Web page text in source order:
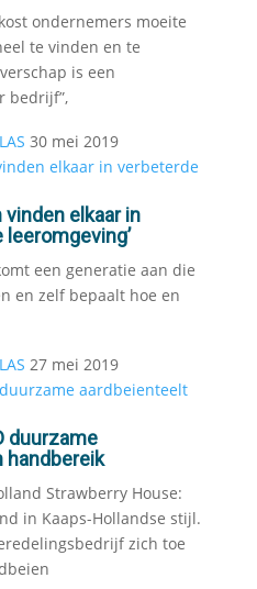
ondernemers moeite
te vinden en te
is een
bedrijf”,
30 mei 2019
vinden elkaar in
een generatie aan die
en zelf bepaalt hoe en
27 mei 2019
duurzame
handbereik
Strawberry House:
in Kaaps-Hollandse stijl.
zich toe